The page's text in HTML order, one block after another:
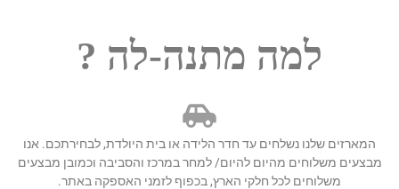
למה מתנה-לה ?
המארזים שלנו נשלחים עד חדר הלידה או בית היולדת, לבחירתכם. אנו
מבצעים משלוחים מהיום להיום/ למחר במרכז והסביבה וכמובן מבצעים
משלוחים לכל חלקי הארץ, בכפוף לזמני האספקה באתר.